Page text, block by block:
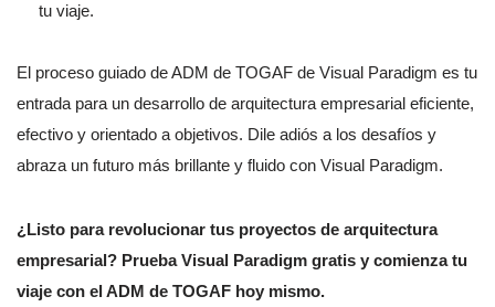
tu viaje.
El proceso guiado de ADM de TOGAF de Visual Paradigm es tu
entrada para un desarrollo de arquitectura empresarial eficiente,
efectivo y orientado a objetivos. Dile adiós a los desafíos y
abraza un futuro más brillante y fluido con Visual Paradigm.
¿Listo para revolucionar tus proyectos de arquitectura
empresarial? Prueba Visual Paradigm gratis y comienza tu
viaje con el ADM de TOGAF hoy mismo.